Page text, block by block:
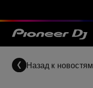
Назад к новостям